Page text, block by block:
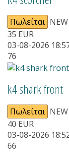
Πωλείται NEW
35 EUR
03-08-2026
76
k4 shark front
Πωλείται NEW
40 EUR
03-08-2026
66